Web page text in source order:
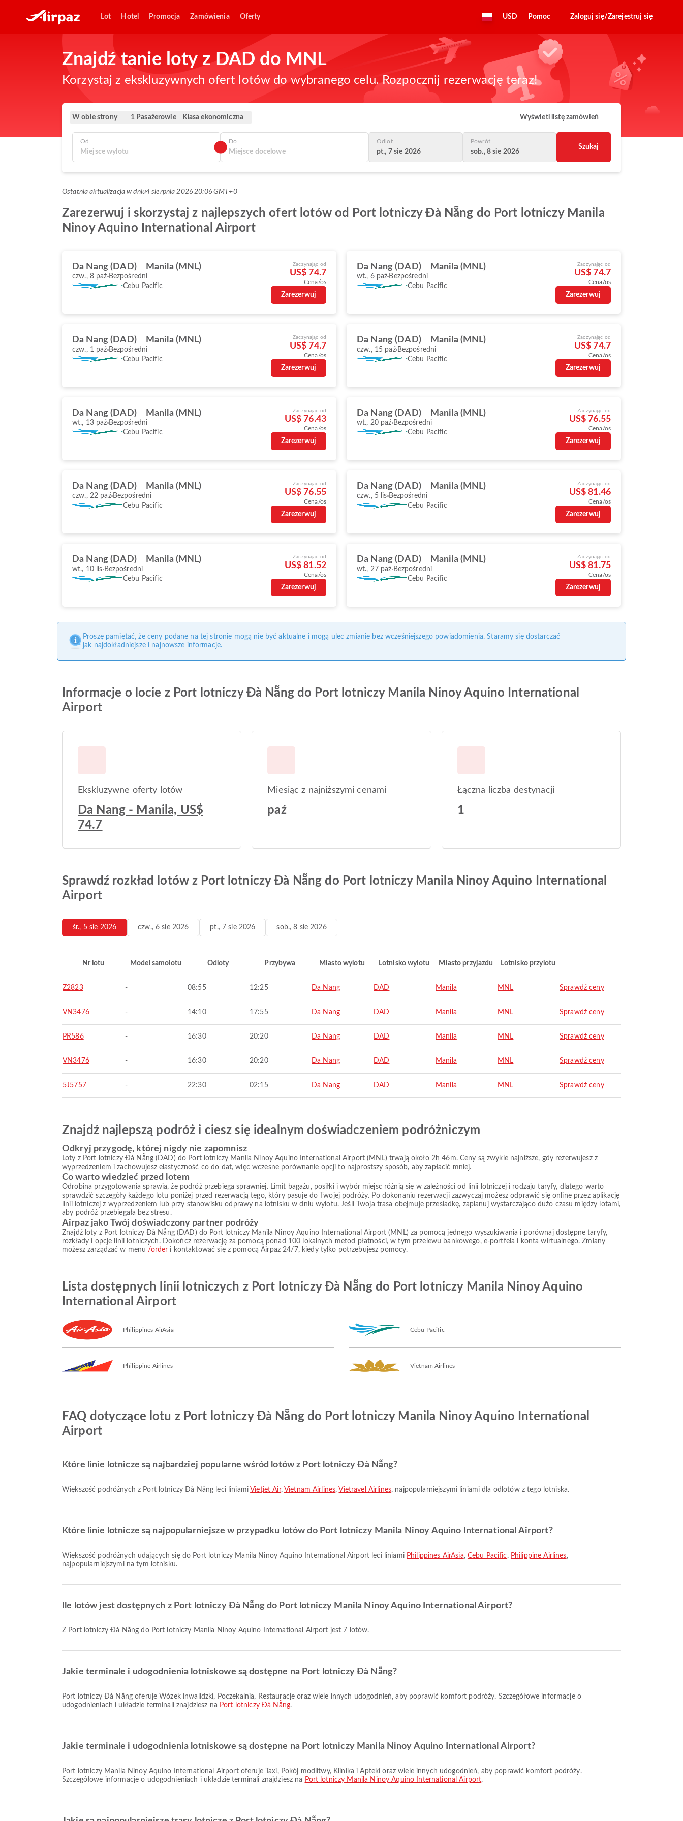
Lot Hotel Promocja Zamówienia Oferty USD Pomoc Zaloguj się/Zarejestruj się
Znajdź tanie loty z DAD do MNL
Korzystaj z ekskluzywnych ofert lotów do wybranego celu. Rozpocznij rezerwację teraz!
W obie strony 1 Pasażerowie Klasa ekonomiczna Wyświetl listę zamówień
Od Do Odlot
pt., 7 sie 2026
Powrót
sob., 8 sie 2026
Szukaj
Ostatnia aktualizacja w dniu4 sierpnia 2026 20:06 GMT+0
Zarezerwuj i skorzystaj z najlepszych ofert lotów od Port lotniczy Đà Nẵng do Port lotniczy Manila
Ninoy Aquino International Airport
Da Nang (DAD) Manila (MNL)
czw., 8 paź Bezpośredni
Cebu Pacific
Zaczynając od
US$ 74.7
Cena/os
Zarezerwuj
Da Nang (DAD) Manila (MNL)
wt., 6 paź Bezpośredni
Cebu Pacific
Zaczynając od
US$ 74.7
Cena/os
Zarezerwuj
Da Nang (DAD) Manila (MNL)
czw., 1 paź Bezpośredni
Cebu Pacific
Zaczynając od
US$ 74.7
Cena/os
Zarezerwuj
Da Nang (DAD) Manila (MNL)
czw., 15 paź Bezpośredni
Cebu Pacific
Zaczynając od
US$ 74.7
Cena/os
Zarezerwuj
Da Nang (DAD) Manila (MNL)
wt., 13 paź Bezpośredni
Cebu Pacific
Zaczynając od
US$ 76.43
Cena/os
Zarezerwuj
Da Nang (DAD) Manila (MNL)
wt., 20 paź Bezpośredni
Cebu Pacific
Zaczynając od
US$ 76.55
Cena/os
Zarezerwuj
Da Nang (DAD) Manila (MNL)
czw., 22 paź Bezpośredni
Cebu Pacific
Zaczynając od
US$ 76.55
Cena/os
Zarezerwuj
Da Nang (DAD) Manila (MNL)
czw., 5 lis Bezpośredni
Cebu Pacific
Zaczynając od
US$ 81.46
Cena/os
Zarezerwuj
Da Nang (DAD) Manila (MNL)
wt., 10 lis Bezpośredni
Cebu Pacific
Zaczynając od
US$ 81.52
Cena/os
Zarezerwuj
Da Nang (DAD) Manila (MNL)
wt., 27 paź Bezpośredni
Cebu Pacific
Zaczynając od
US$ 81.75
Cena/os
Zarezerwuj
Proszę pamiętać, że ceny podane na tej stronie mogą nie być aktualne i mogą ulec zmianie bez wcześniejszego powiadomienia. Staramy się dostarczać
jak najdokładniejsze i najnowsze informacje.
Informacje o locie z Port lotniczy Đà Nẵng do Port lotniczy Manila Ninoy Aquino International
Airport
Ekskluzywne oferty lotów
Da Nang - Manila, US$
74.7
Miesiąc z najniższymi cenami
paź
Łączna liczba destynacji
1
Sprawdź rozkład lotów z Port lotniczy Đà Nẵng do Port lotniczy Manila Ninoy Aquino International
Airport
śr., 5 sie 2026 czw., 6 sie 2026 pt., 7 sie 2026 sob., 8 sie 2026
Nr lotu Model samolotu Odloty Przybywa Miasto wylotu Lotnisko wylotu Miasto przyjazdu Lotnisko przylotu
Z2823 - 08:55 12:25 Da Nang DAD Manila MNL Sprawdź ceny
VN3476 - 14:10 17:55 Da Nang DAD Manila MNL Sprawdź ceny
PR586 - 16:30 20:20 Da Nang DAD Manila MNL Sprawdź ceny
VN3476 - 16:30 20:20 Da Nang DAD Manila MNL Sprawdź ceny
5J5757 - 22:30 02:15 Da Nang DAD Manila MNL Sprawdź ceny
Znajdź najlepszą podróż i ciesz się idealnym doświadczeniem podróżniczym
Odkryj przygodę, której nigdy nie zapomnisz
Loty z Port lotniczy Đà Nẵng (DAD) do Port lotniczy Manila Ninoy Aquino International Airport (MNL) trwają około 2h 46m. Ceny są zwykle najniższe, gdy rezerwujesz z
wyprzedzeniem i zachowujesz elastyczność co do dat, więc wczesne porównanie opcji to najprostszy sposób, aby zapłacić mniej.
Co warto wiedzieć przed lotem
Odrobina przygotowania sprawia, że podróż przebiega sprawniej. Limit bagażu, posiłki i wybór miejsc różnią się w zależności od linii lotniczej i rodzaju taryfy, dlatego warto
sprawdzić szczegóły każdego lotu poniżej przed rezerwacją tego, który pasuje do Twojej podróży. Po dokonaniu rezerwacji zazwyczaj możesz odprawić się online przez aplikację
linii lotniczej z wyprzedzeniem lub przy stanowisku odprawy na lotnisku w dniu wylotu. Jeśli Twoja trasa obejmuje przesiadkę, zaplanuj wystarczająco dużo czasu między lotami,
aby podróż przebiegała bez stresu.
Airpaz jako Twój doświadczony partner podróży
Znajdź loty z Port lotniczy Đà Nẵng (DAD) do Port lotniczy Manila Ninoy Aquino International Airport (MNL) za pomocą jednego wyszukiwania i porównaj dostępne taryfy,
rozkłady i opcje linii lotniczych. Dokończ rezerwację za pomocą ponad 100 lokalnych metod płatności, w tym przelewu bankowego, e-portfela i konta wirtualnego. Zmiany
możesz zarządzać w menu /order i kontaktować się z pomocą Airpaz 24/7, kiedy tylko potrzebujesz pomocy.
Lista dostępnych linii lotniczych z Port lotniczy Đà Nẵng do Port lotniczy Manila Ninoy Aquino
International Airport
Philippines AirAsia Cebu Pacific
Philippine Airlines Vietnam Airlines
FAQ dotyczące lotu z Port lotniczy Đà Nẵng do Port lotniczy Manila Ninoy Aquino International
Airport
Które linie lotnicze są najbardziej popularne wśród lotów z Port lotniczy Đà Nẵng?
Większość podróżnych z Port lotniczy Đà Nẵng leci liniami Vietjet Air, Vietnam Airlines, Vietravel Airlines, najpopularniejszymi liniami dla odlotów z tego lotniska.
Które linie lotnicze są najpopularniejsze w przypadku lotów do Port lotniczy Manila Ninoy Aquino International Airport?
Większość podróżnych udających się do Port lotniczy Manila Ninoy Aquino International Airport leci liniami Philippines AirAsia, Cebu Pacific, Philippine Airlines,
najpopularniejszymi na tym lotnisku.
Ile lotów jest dostępnych z Port lotniczy Đà Nẵng do Port lotniczy Manila Ninoy Aquino International Airport?
Z Port lotniczy Đà Nẵng do Port lotniczy Manila Ninoy Aquino International Airport jest 7 lotów.
Jakie terminale i udogodnienia lotniskowe są dostępne na Port lotniczy Đà Nẵng?
Port lotniczy Đà Nẵng oferuje Wózek inwalidzki, Poczekalnia, Restauracje oraz wiele innych udogodnień, aby poprawić komfort podróży. Szczegółowe informacje o
udogodnieniach i układzie terminali znajdziesz na Port lotniczy Đà Nẵng.
Jakie terminale i udogodnienia lotniskowe są dostępne na Port lotniczy Manila Ninoy Aquino International Airport?
Port lotniczy Manila Ninoy Aquino International Airport oferuje Taxi, Pokój modlitwy, Klinika i Apteki oraz wiele innych udogodnień, aby poprawić komfort podróży.
Szczegółowe informacje o udogodnieniach i układzie terminali znajdziesz na Port lotniczy Manila Ninoy Aquino International Airport.